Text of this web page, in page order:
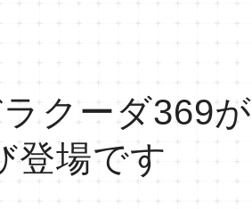
クーダ369が
登場です